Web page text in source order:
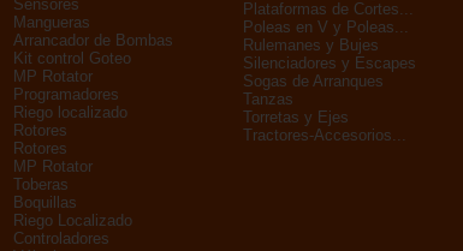
Sensores
Mangueras
Arrancador de Bombas
Kit control Goteo
MP Rotator
Programadores
Riego localizado
Rotores
Rotores
MP Rotator
Toberas
Boquillas
Riego Localizado
Controladores
Plataformas de Cortes...
Poleas en V y Poleas...
Rulemanes y Bujes
Silenciadores y Escapes
Sogas de Arranques
Tanzas
Torretas y Ejes
Tractores-Accesorios...